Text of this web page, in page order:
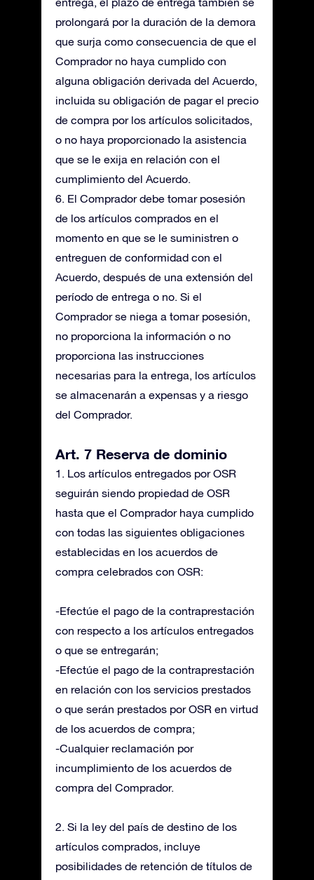
prolongará por la duración de la demora
que surja como consecuencia de que el
Comprador no haya cumplido con
alguna obligación derivada del Acuerdo,
incluida su obligación de pagar el precio
de compra por los artículos solicitados,
o no haya proporcionado la asistencia
que se le exija en relación con el
cumplimiento del Acuerdo.
6. El Comprador debe tomar posesión
de los artículos comprados en el
momento en que se le suministren o
entreguen de conformidad con el
Acuerdo, después de una extensión del
período de entrega o no. Si el
Comprador se niega a tomar posesión,
no proporciona la información o no
proporciona las instrucciones
necesarias para la entrega, los artículos
se almacenarán a expensas y a riesgo
del Comprador.
Art. 7 Reserva de dominio
1. Los artículos entregados por OSR
seguirán siendo propiedad de OSR
hasta que el Comprador haya cumplido
con todas las siguientes obligaciones
establecidas en los acuerdos de
compra celebrados con OSR:
-Efectúe el pago de la contraprestación
con respecto a los artículos entregados
o que se entregarán;
-Efectúe el pago de la contraprestación
en relación con los servicios prestados
o que serán prestados por OSR en virtud
de los acuerdos de compra;
-Cualquier reclamación por
incumplimiento de los acuerdos de
compra del Comprador.
2. Si la ley del país de destino de los
artículos comprados, incluye
posibilidades de retención de títulos de